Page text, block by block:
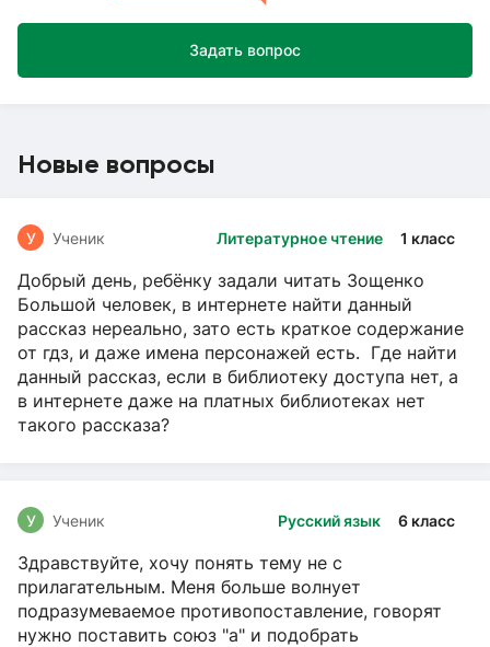
Задать вопрос
Новые вопросы
Литературное чтение 1 класс
У Ученик
Добрый день, ребёнку задали читать Зощенко
Большой человек, в интернете найти данный
рассказ нереально, зато есть краткое содержание
от гдз, и даже имена персонажей есть. Где найти
данный рассказ, если в библиотеку доступа нет, а
в интернете даже на платных библиотеках нет
такого рассказа?
Русский язык 6 класс
У Ученик
Здравствуйте, хочу понять тему не с
прилагательным. Меня больше волнует
подразумеваемое противопоставление, говорят
нужно поставить союз "а" и подобрать